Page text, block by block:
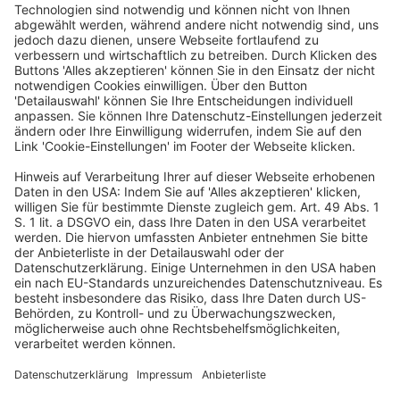
a) Die Pflicht des rechtlichen Beraters, den Mandanten
über eine Verschlechterung der Erfolgsaussichten einer
Rechtsverfolgung infolge einer veränderten rechtlichen
oder tatsächlichen Ausgangslage zu belehren, besteht
nicht erst dann, wenn die Rechtsverfolgung
aussichtslos geworden ist.
b) Die Pflicht des rechtlichen Beraters, den Mandanten
Rechtsverfolgung infolge einer veränderten rechtlichen
oder tatsächlichen Ausgangslage zu belehren, besteht
auch gegenüber dem rechtsschutzversicherten
Mandanten; sie wird nicht dadurch erfüllt, dass der
Berater auf ein fehlendes Kostenrisiko für den
Mandanten hinweist, das der
Rechtsschutzversicherung geschuldet ist.
BGH, Urteil vom 30.4.2026 – IX ZR 154/24